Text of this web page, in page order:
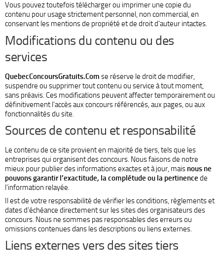
Vous pouvez toutefois télécharger ou imprimer une copie du
contenu pour usage strictement personnel, non commercial, en
conservant les mentions de propriété et de droit d’auteur intactes.
Modifications du contenu ou des
services
QuebecConcoursGratuits.Com se réserve le droit de modifier,
suspendre ou supprimer tout contenu ou service à tout moment,
sans préavis. Ces modifications peuvent affecter temporairement ou
définitivement l’accès aux concours référencés, aux pages, ou aux
fonctionnalités du site.
Sources de contenu et responsabilité
Le contenu de ce site provient en majorité de tiers, tels que les
entreprises qui organisent des concours. Nous faisons de notre
mieux pour publier des informations exactes et à jour, mais nous ne
pouvons garantir l’exactitude, la complétude ou la pertinence de
l’information relayée.
Il est de votre responsabilité de vérifier les conditions, règlements et
dates d’échéance directement sur les sites des organisateurs des
concours. Nous ne sommes pas responsables des erreurs ou
omissions contenues dans les descriptions ou liens externes.
Liens externes vers des sites tiers